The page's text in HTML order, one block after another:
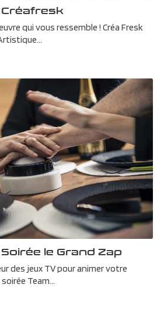
Créafresk
qui vous ressemble ! Créa Fresk
le Grand Zap
des jeux TV pour animer votre
Team...